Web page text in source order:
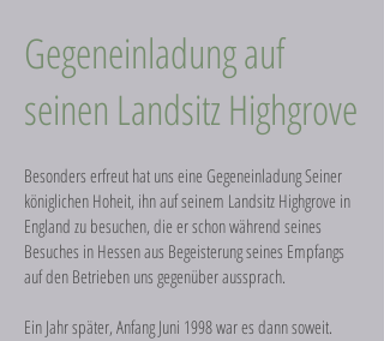
Gegeneinladung auf
seinen Landsitz Highgrove
Besonders erfreut hat uns eine Gegeneinladung Seiner
königlichen Hoheit, ihn auf seinem Landsitz Highgrove in
England zu besuchen, die er schon während seines
Besuches in Hessen aus Begeisterung seines Empfangs
auf den Betrieben uns gegenüber aussprach.
Ein Jahr später, Anfang Juni 1998 war es dann soweit.